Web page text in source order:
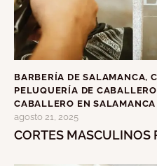
BARBERÍA DE SALAMANCA,
PELUQUERÍA DE CABALLERO
CABALLERO EN SALAMANCA
agosto 21, 2025
CORTES MASCULINOS